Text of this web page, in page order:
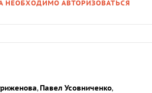
НЕОБХОДИМО АВТОРИЗОВАТЬСЯ
, Павел Усовниченко,